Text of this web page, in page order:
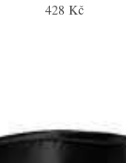
428 Kč